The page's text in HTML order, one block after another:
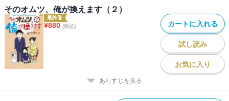
そのオムツ、俺が換えます（２）
最終巻
¥880 (税込) カートに入れる
試し読み
お気に入り
あらすじを見る